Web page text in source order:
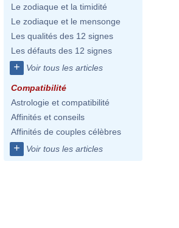
Le zodiaque et la timidité
Le zodiaque et le mensonge
Les qualités des 12 signes
Les défauts des 12 signes
+ Voir tous les articles
Compatibilité
Astrologie et compatibilité
Affinités et conseils
Affinités de couples célèbres
+ Voir tous les articles